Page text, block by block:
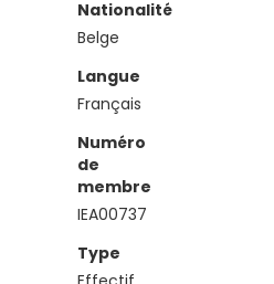
Nationalité
Belge
Langue
Français
Numéro
de
membre
IEA00737
Type